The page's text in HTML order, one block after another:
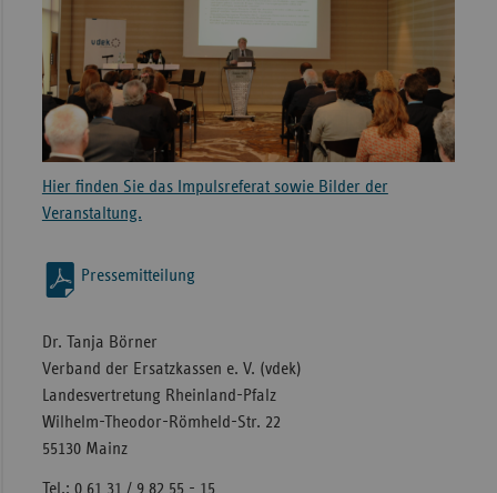
Hier finden Sie das Impulsreferat sowie Bilder der
Veranstaltung.
Pressemitteilung
Dr. Tanja Börner
Verband der Ersatzkassen e. V. (vdek)
Landesvertretung Rheinland-Pfalz
Wilhelm-Theodor-Römheld-Str. 22
55130 Mainz
Tel.: 0 61 31 / 9 82 55 - 15